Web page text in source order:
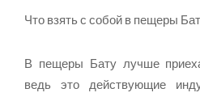
Что взять с собой в пещеры
В пещеры Бату лучше
ведь это действующие